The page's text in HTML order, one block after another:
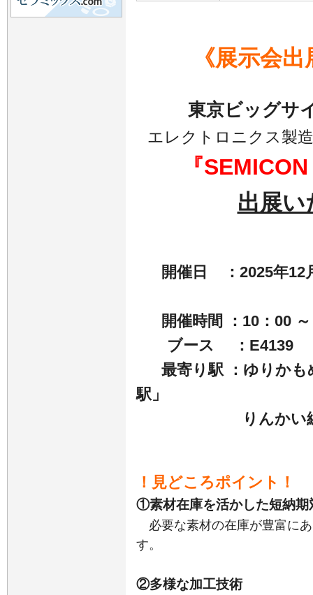
《展示会
東京ビッグサ
エレクトロニクス製
『
出展い
開催日 ：2025年12月
開催時間 ：10：00 ～
ブース ：E4139
最寄り駅 ：ゆりか
駅」
りんかい線 →
！見どころポイント！
①素材在庫を活かした短納期
必要な素材の在庫が豊富に
す。
②多様な加工技術